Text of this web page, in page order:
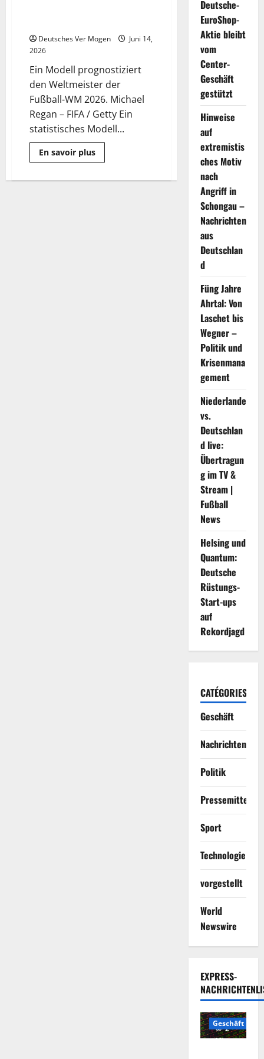
Deutsches Ver Mogen
Juni 14,
2026
Ein Modell prognostiziert
den Weltmeister der
Fußball-WM 2026. Michael
Regan – FIFA / Getty Ein
statistisches Modell...
En savoir plusMehr
Informationen
Prognose:
Deutsche-
EuroShop-
Aktie bleibt
vom
Center-
Geschäft
gestützt
Hinweise
auf
extremistis
ches Motiv
nach
Angriff in
Schongau –
Nachrichten
aus
Deutschlan
d
Füng Jahre
Ahrtal: Von
Laschet bis
Wegner –
Politik und
Krisenmana
gement
Niederlande
vs.
Deutschlan
d live:
Übertragun
g im TV &
Stream |
Fußball
News
Helsing und
Quantum:
Deutsche
Rüstungs-
Start-ups
auf
Rekordjagd
CATÉGORIES
Geschäft
Nachrichten
Politik
Sport
Technologie
vorgestellt
World
Newswire
EXPRESS-
2
Minuten
Geschäft